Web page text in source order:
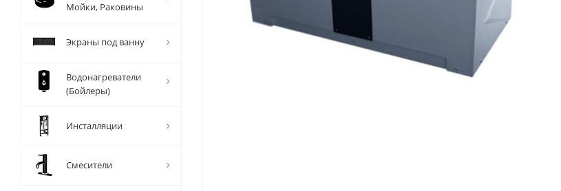
Мойки, Раковины
Экраны под ванну
Водонагреватели
(Бойлеры)
Инсталляции
Смесители